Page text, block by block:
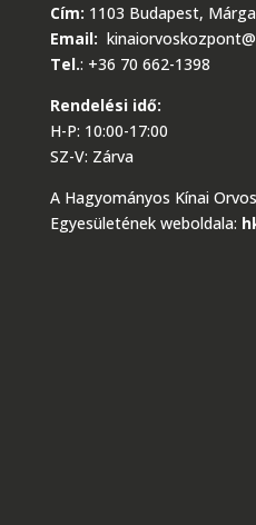
Cím: 1103 Budapest,
Email:
Tel.: +36 70 662-1398
Rendelési idő:
H-P: 10:00-17:00
SZ-V: Zárva
A Hagyományos Kínai
Egyesületének weboldala: